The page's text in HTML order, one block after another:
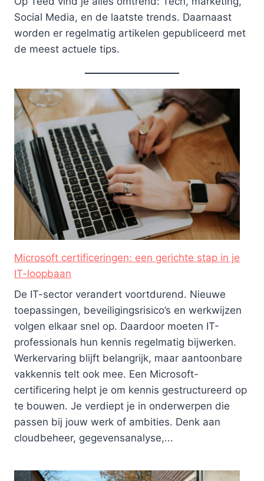
Social Media, en de laatste trends. Daarnaast
worden er regelmatig artikelen gepubliceerd met
de meest actuele tips.
Microsoft certificeringen: een gerichte stap in je
IT-loopbaan
De IT-sector verandert voortdurend. Nieuwe
toepassingen, beveiligingsrisico’s en werkwijzen
volgen elkaar snel op. Daardoor moeten IT-
professionals hun kennis regelmatig bijwerken.
Werkervaring blijft belangrijk, maar aantoonbare
vakkennis telt ook mee. Een Microsoft-
certificering helpt je om kennis gestructureerd op
te bouwen. Je verdiept je in onderwerpen die
passen bij jouw werk of ambities. Denk aan
cloudbeheer, gegevensanalyse,...